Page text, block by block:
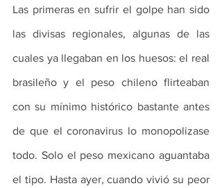
Las primeras en sufrir el golpe han sido
las divisas regionales, algunas de las
cuales ya llegaban en los huesos: el real
brasileño y el peso chileno flirteaban
con su mínimo histórico bastante antes
de que el coronavirus lo monopolizase
todo. Solo el peso mexicano aguantaba
el tipo. Hasta ayer, cuando vivió su peor